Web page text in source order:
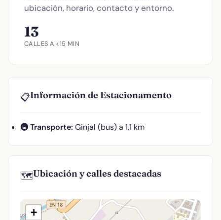
ubicación, horario, contacto y entorno.
13
CALLES A <15 MIN
📋Información de Estacionamento
🚇 Transporte: Ginjal (bus) a 1,1 km
🗺️Ubicación y calles destacadas
+